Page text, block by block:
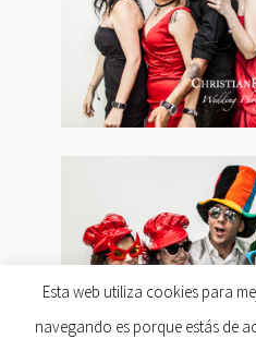
Esta web utiliza cookies para
navegando es porque estás de